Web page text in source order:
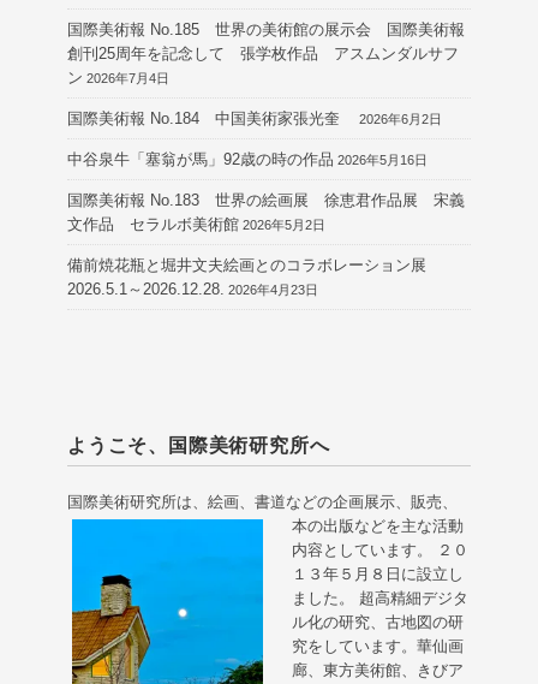
国際美術報 No.185 世界の美術館の展示会 国際美術報
創刊25周年を記念して 張学枚作品 アスムンダルサフ
ン 2026年7月4日
国際美術報 No.184 中国美術家張光奎 2026年6月2日
中谷泉牛「塞翁が馬」92歳の時の作品 2026年5月16日
国際美術報 No.183 世界の絵画展 徐恵君作品展 宋義
文作品 セラルボ美術館 2026年5月2日
備前焼花瓶と堀井文夫絵画とのコラボレーション展
2026.5.1～2026.12.28. 2026年4月23日
ようこそ、国際美術研究所へ
国際美術研究所は、絵画、書道などの企画展示、販売、
本の出版などを主な活動
内容としています。 ２０
１３年５月８日に設立し
ました。 超高精細デジタ
ル化の研究、古地図の研
究をしています。華仙画
廊、東方美術館、きびア